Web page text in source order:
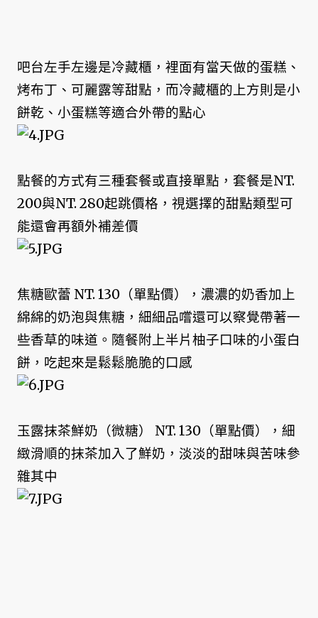
吧台左手左邊是冷藏櫃，裡面有當天做的蛋糕、
烤布丁、可麗露等甜點，而冷藏櫃的上方則是小
餅乾、小蛋糕等適合外帶的點心
點餐的方式有三種套餐或直接單點，套餐是NT.
200與NT. 280起跳價格，視選擇的甜點類型可
能還會再額外補差價
焦糖歐蕾 NT. 130（單點價），濃濃的奶香加上
綿綿的奶泡與焦糖，細細品嚐還可以察覺帶著一
些香草的味道。隨餐附上半片柚子口味的小蛋白
餅，吃起來是鬆鬆脆脆的口感
玉露抹茶鮮奶（微糖） NT. 130（單點價），細
緻滑順的抹茶加入了鮮奶，淡淡的甜味與苦味參
雜其中